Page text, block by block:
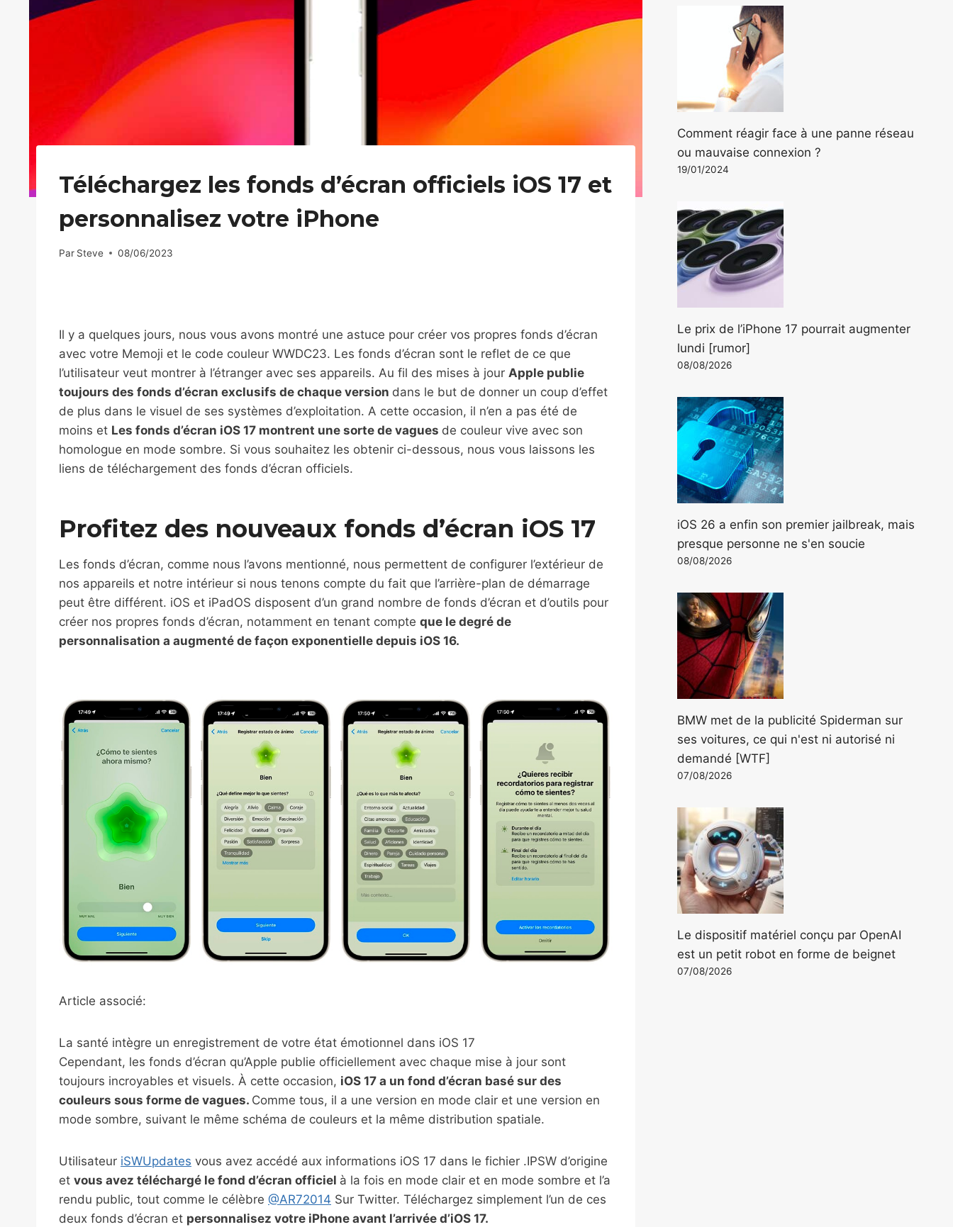
Téléchargez les fonds d’écran officiels iOS 17 et
personnalisez votre iPhone
Par Steve 08/06/2023
Il y a quelques jours, nous vous avons montré une astuce pour créer vos propres fonds d’écran
avec votre Memoji et le code couleur WWDC23. Les fonds d’écran sont le reflet de ce que
l’utilisateur veut montrer à l’étranger avec ses appareils. Au fil des mises à jour Apple publie
toujours des fonds d’écran exclusifs de chaque version dans le but de donner un coup d’effet
de plus dans le visuel de ses systèmes d’exploitation. A cette occasion, il n’en a pas été de
moins et Les fonds d’écran iOS 17 montrent une sorte de vagues de couleur vive avec son
homologue en mode sombre. Si vous souhaitez les obtenir ci-dessous, nous vous laissons les
liens de téléchargement des fonds d’écran officiels.
Profitez des nouveaux fonds d’écran iOS 17
Les fonds d’écran, comme nous l’avons mentionné, nous permettent de configurer l’extérieur de
nos appareils et notre intérieur si nous tenons compte du fait que l’arrière-plan de démarrage
peut être différent. iOS et iPadOS disposent d’un grand nombre de fonds d’écran et d’outils pour
créer nos propres fonds d’écran, notamment en tenant compte que le degré de
personnalisation a augmenté de façon exponentielle depuis iOS 16.
Article associé:
La santé intègre un enregistrement de votre état émotionnel dans iOS 17
Cependant, les fonds d’écran qu’Apple publie officiellement avec chaque mise à jour sont
toujours incroyables et visuels. À cette occasion, iOS 17 a un fond d’écran basé sur des
couleurs sous forme de vagues. Comme tous, il a une version en mode clair et une version en
mode sombre, suivant le même schéma de couleurs et la même distribution spatiale.
Utilisateur iSWUpdates vous avez accédé aux informations iOS 17 dans le fichier .IPSW d’origine
et vous avez téléchargé le fond d’écran officiel à la fois en mode clair et en mode sombre et l’a
rendu public, tout comme le célèbre @AR72014 Sur Twitter. Téléchargez simplement l’un de ces
deux fonds d’écran et personnalisez votre iPhone avant l’arrivée d’iOS 17.
Comment réagir face à une panne réseau
ou mauvaise connexion ?
19/01/2024
Le prix de l’iPhone 17 pourrait augmenter
lundi [rumor]
08/08/2026
iOS 26 a enfin son premier jailbreak, mais
presque personne ne s'en soucie
08/08/2026
BMW met de la publicité Spiderman sur
ses voitures, ce qui n'est ni autorisé ni
demandé [WTF]
07/08/2026
Le dispositif matériel conçu par OpenAI
est un petit robot en forme de beignet
07/08/2026